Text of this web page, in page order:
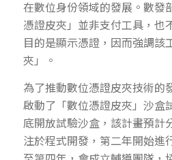
在數位身份領域的發展。數發
憑證皮夾」並非支付工具，也
目的是顯示憑證，因而強調該
夾」。
為了推動數位憑證皮夾技術的
啟動了「數位憑證皮夾」沙盒
底開放試驗沙盒，該計畫預計
注於程式開發，第二年開始進